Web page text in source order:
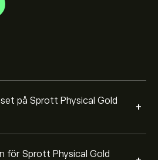
på Sprott Physical Gold
+
för Sprott Physical Gold
mellan 6.07‎$‎ under det
sidan "Sprott Physical Gold
till ett angivet pris i